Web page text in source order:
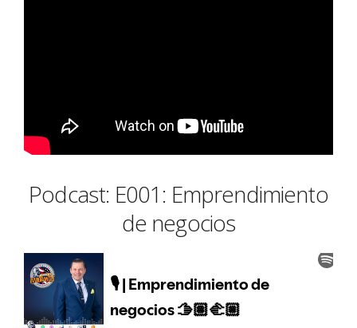
Podcast: E001: Emprendimiento
de negocios